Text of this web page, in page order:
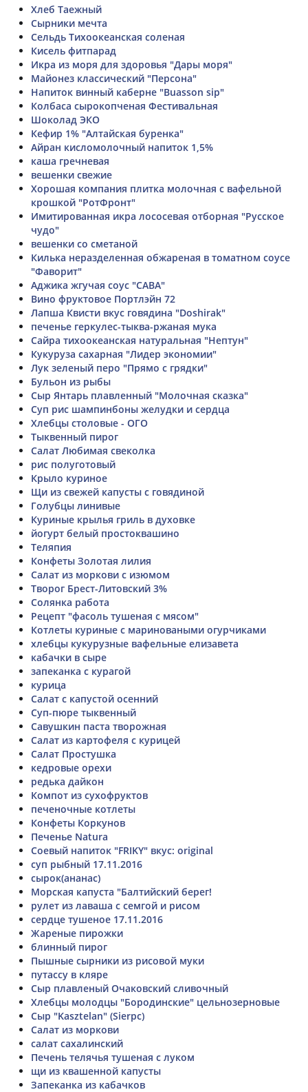
Хлеб Таежный
Сырники мечта
Сельдь Тихоокеанская соленая
Кисель фитпарад
Икра из моря для здоровья "Дары моря"
Майонез классический "Персона"
Напиток винный каберне "Buasson sip"
Колбаса сырокопченая Фестивальная
Шоколад ЭКО
Кефир 1% "Алтайская буренка"
Айран кисломолочный напиток 1,5%
каша гречневая
вешенки свежие
Хорошая компания плитка молочная с вафельной
крошкой "РотФронт"
Имитированная икра лососевая отборная "Русское
чудо"
вешенки со сметаной
Килька неразделенная обжареная в томатном соусе
"Фаворит"
Аджика жгучая соус "САВА"
Вино фруктовое Портлэйн 72
Лапша Квисти вкус говядина "Doshirak"
печенье геркулес-тыква-ржаная мука
Сайра тихоокеанская натуральная "Нептун"
Кукуруза сахарная "Лидер экономии"
Лук зеленый перо "Прямо с грядки"
Бульон из рыбы
Сыр Янтарь плавленный "Молочная сказка"
Суп рис шампинбоны желудки и сердца
Хлебцы столовые - ОГО
Тыквенный пирог
Салат Любимая свеколка
рис полуготовый
Крыло куриное
Щи из свежей капусты с говядиной
Голубцы линивые
Куриные крылья гриль в духовке
йогурт белый простоквашино
Теляпия
Конфеты Золотая лилия
Салат из моркови с изюмом
Творог Брест-Литовский 3%
Солянка работа
Рецепт "фасоль тушеная с мясом"
Котлеты куриные с мариноваными огурчиками
хлебцы кукурузные вафельные елизавета
кабачки в сыре
запеканка с курагой
курица
Салат с капустой осенний
Суп-пюре тыквенный
Савушкин паста творожная
Салат из картофеля с курицей
Салат Простушка
кедровые орехи
редька дайкон
Компот из сухофруктов
печеночные котлеты
Конфеты Коркунов
Печенье Natura
Соевый напиток "FRIKY" вкус: original
суп рыбный 17.11.2016
сырок(ананас)
Морская капуста "Балтийский берег!
рулет из лаваша с семгой и рисом
сердце тушеное 17.11.2016
Жареные пирожки
блинный пирог
Пышные сырники из рисовой муки
путассу в кляре
Сыр плавленый Очаковский сливочный
Хлебцы молодцы "Бородинские" цельнозерновые
Сыр "Kasztelan" (Sierpc)
Салат из моркови
салат сахалинский
Печень телячья тушеная с луком
щи из квашенной капусты
Запеканка из кабачков